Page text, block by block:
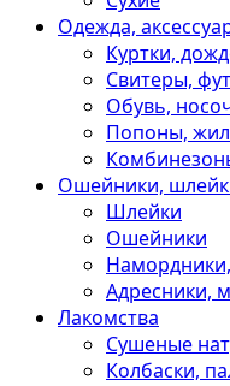
Одежда,
Куртки,
Свитеры,
Обувь,
Попоны,
Ошейники,
Шлейки
Ошейники
Адресники,
Лакомства
Сушеные
Колбаски,